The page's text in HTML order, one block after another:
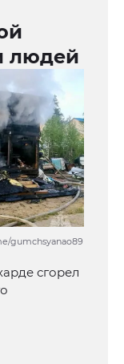
людей
gumchsyanao89
сгорел